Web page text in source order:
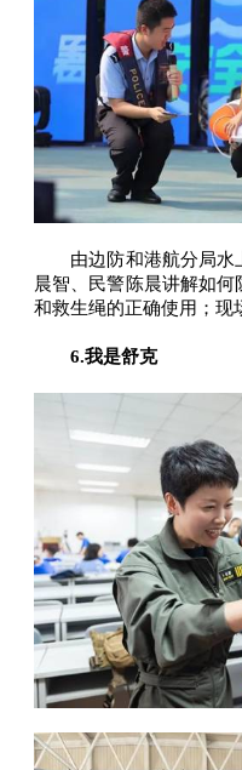
由边防和港航分局水
晨智、民警陈晨讲解如
和救生绳的正确使用；现
6.我是舒克